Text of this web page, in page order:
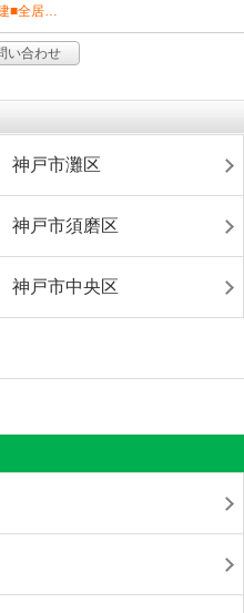
■全居…
い合わせ
神戸市灘区
神戸市須磨区
神戸市中央区